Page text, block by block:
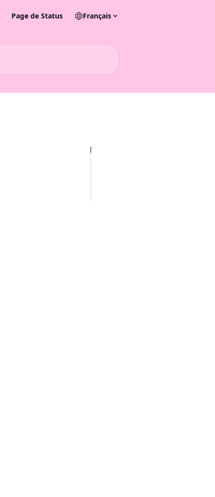
Page de Status Français